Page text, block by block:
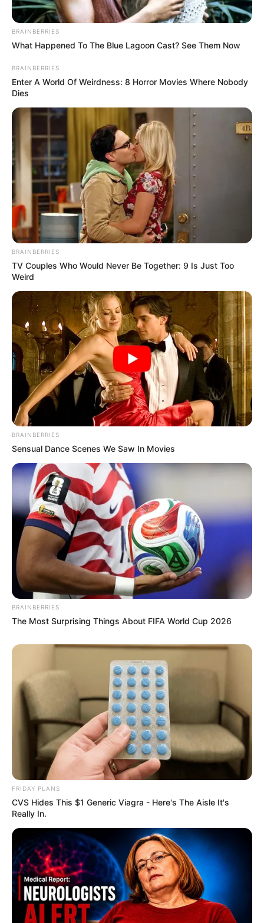
cette page.
Si les courses à Chantilly m’étaient contées
BRAINBERRIES
What Happened To The Blue Lagoon Cast? See Them Now
BRAINBERRIES
Enter A World Of Weirdness: 8 Horror Movies Where Nobody
Dies
BRAINBERRIES
TV Couples Who Would Never Be Together: 9 Is Just Too
Weird
BRAINBERRIES
Sensual Dance Scenes We Saw In Movies
BRAINBERRIES
The Most Surprising Things About FIFA World Cup 2026
FRIDAY PLANS
CVS Hides This $1 Generic Viagra - Here's The Aisle It's
Really In.